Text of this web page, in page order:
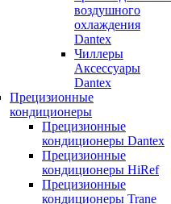
воздушного
охлаждения
Dantex
Чиллеры
Аксессуары
Dantex
Прецизионные
кондиционеры
Прецизионные
кондиционеры Dantex
Прецизионные
кондиционеры HiRef
Прецизионные
кондиционеры Trane